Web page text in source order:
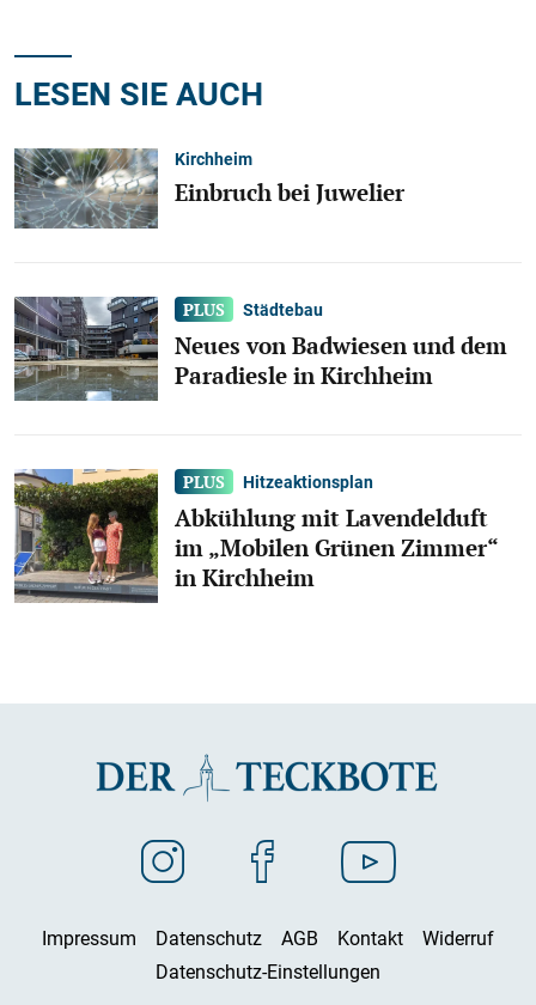
LESEN SIE AUCH
Kirchheim
Einbruch bei Juwelier
Städtebau
Neues von Badwiesen und dem
Paradiesle in Kirchheim
Hitzeaktionsplan
Abkühlung mit Lavendelduft
im „Mobilen Grünen Zimmer“
in Kirchheim
Impressum Datenschutz AGB Kontakt
Widerruf
Datenschutz-Einstellungen